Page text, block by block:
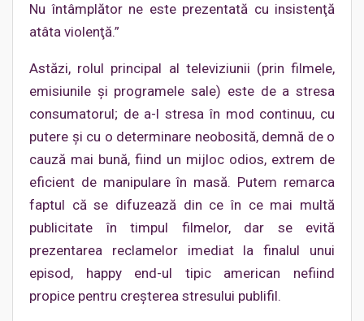
Nu întâmplător ne este prezentată cu insistenţă
atâta violenţă.”
Astăzi, rolul principal al televiziunii (prin filmele,
emisiunile şi programele sale) este de a stresa
consumatorul; de a-l stresa în mod continuu, cu
putere şi cu o determinare neobosită, demnă de o
cauză mai bună, fiind un mijloc odios, extrem de
eficient de manipulare în masă. Putem remarca
faptul că se difuzează din ce în ce mai multă
publicitate în timpul filmelor, dar se evită
prezentarea reclamelor imediat la finalul unui
episod, happy end-ul tipic american nefiind
propice pentru creşterea stresului publifil.